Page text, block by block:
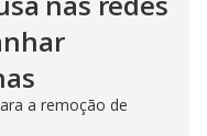
a remoção de